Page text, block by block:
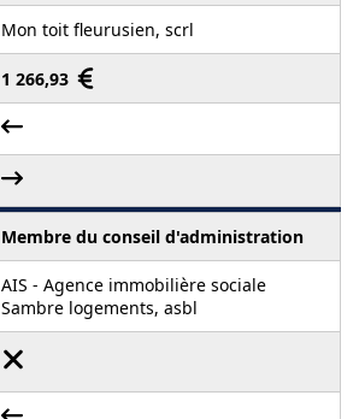
Mon toit fleurusien, scrl
1 266,93
Membre du conseil d'administration
AIS - Agence immobilière sociale
Sambre logements, asbl